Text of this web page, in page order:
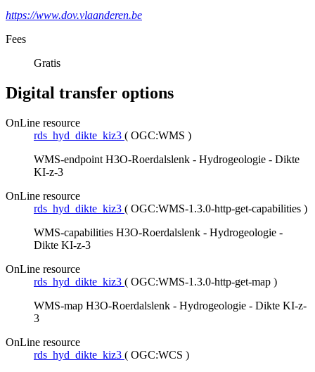
https://www.dov.vlaanderen.be
Fees
Gratis
Digital transfer options
OnLine resource
rds_hyd_dikte_kiz3 ( OGC:WMS )
WMS-endpoint H3O-Roerdalslenk - Hydrogeologie - Dikte
KI-z-3
OnLine resource
rds_hyd_dikte_kiz3 ( OGC:WMS-1.3.0-http-get-capabilities )
WMS-capabilities H3O-Roerdalslenk - Hydrogeologie -
Dikte KI-z-3
OnLine resource
rds_hyd_dikte_kiz3 ( OGC:WMS-1.3.0-http-get-map )
WMS-map H3O-Roerdalslenk - Hydrogeologie - Dikte KI-z-
3
OnLine resource
rds_hyd_dikte_kiz3 ( OGC:WCS )